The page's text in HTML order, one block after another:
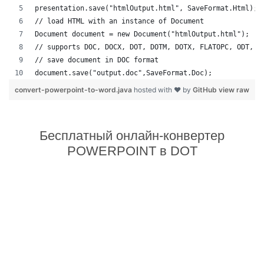
presentation.save("htmlOutput.html", SaveFormat.Html);
// load HTML with an instance of Document
Document document = new Document("htmlOutput.html");
// supports DOC, DOCX, DOT, DOTM, DOTX, FLATOPC,
// save document in DOC format
document.save("output.doc",SaveFormat.Doc);
view raw
convert-powerpoint-to-word.java hosted with ❤ by GitHub
Бесплатный онлайн-конвертер
POWERPOINT в DOT